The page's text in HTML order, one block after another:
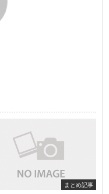
まとめ記事